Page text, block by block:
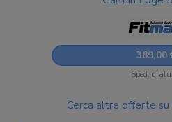
389,00
Sped.
Cerca altre offerte